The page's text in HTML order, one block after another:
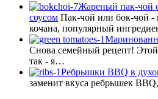
Жареный пак-чой
соусом Пак-чой или бок-чой -
кочана, популярный
Снова семейный рецепт!
так - я…
Ребрышки BBQ в
заменит вкуса ребрышек